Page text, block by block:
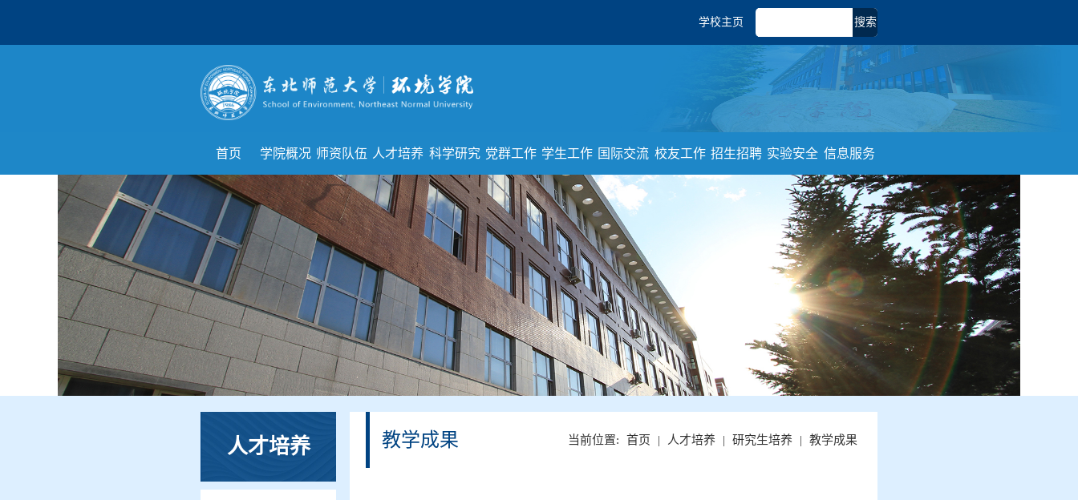
搜索
学校主页
首页 学院概况 师资队伍 人才培养 科学研究 党群工作 学生工作 国际交流 校友工作 招生招聘 实验安全 信息服务
人才培养 教学成果 当前位置: 首页 | 人才培养 | 研究生培养 | 教学成果